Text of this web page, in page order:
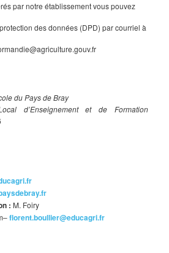
par notre établissement vous pouvez
des données (DPD) par courriel à
du Pays de Bray
d’Enseignement et de Formation
: M. Foiry
florent.boullier@educagri.fr